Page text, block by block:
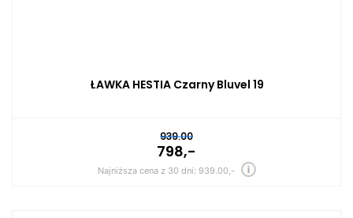
ŁAWKA HESTIA Czarny Bluvel 19
939.00
798,-
Najniższa cena z 30 dni: 939.00,-